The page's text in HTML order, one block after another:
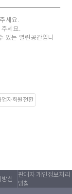
세요.
세요.
있는 열린공간입니
업자회원전환
침
판매자 개인정보처리
방침